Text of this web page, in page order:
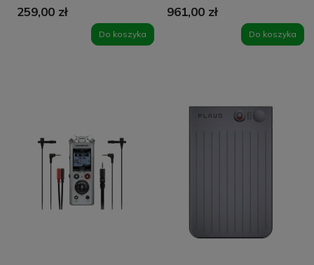
259,00 zł
Do koszyka
961,00 zł
Do koszyka